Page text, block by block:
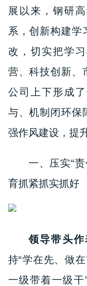
展以来，钢研
系，创新构建学
改，切实把学
营、科技创新、
公司上下形成
与、机制闭环保
强作风建设，提
一、压实“
育抓紧抓实抓好
领导带头作
持“学在先、做
一级带着一级